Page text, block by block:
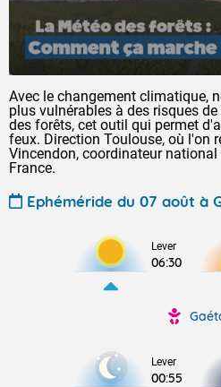
Avec le changement climatique,
plus vulnérables à des risques
des forêts, cet outil qui permet
feux. Direction Toulouse, où l'on
Vincendon, coordinateur
France.
Ephéméride du 07 août à
Lever
06:30
Lever
00:55